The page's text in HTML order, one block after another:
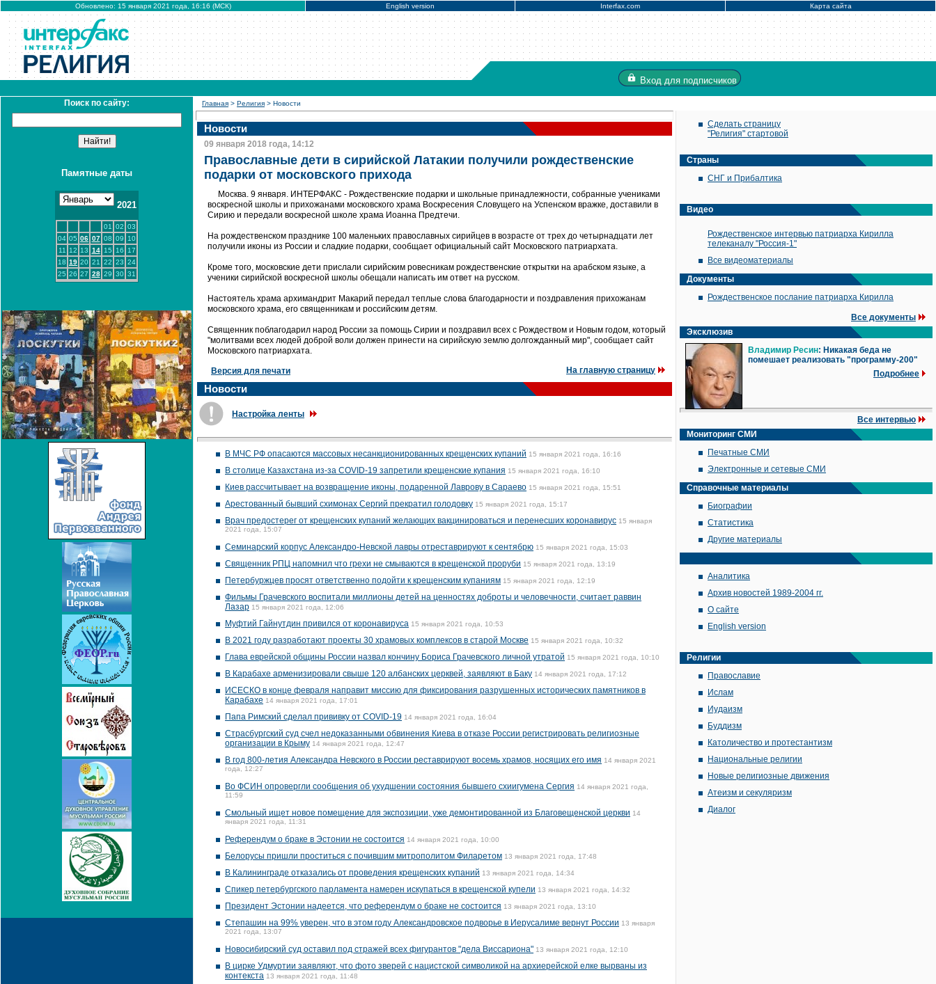
Обновлено: 15 января 2021 года, 16:16 (МСК) English version Interfax.com Карта сайта
Вход для подписчиков
Поиск по сайту:
Памятные даты
2021
01 02 03
04 05 06 07 08 09
10
11
12 13 14 15 16
17
18 19 20 21 22 23 24
25 26 27 28 29 30 31
Главная > Религия > Новости
Новости
09 января 2018 года, 14:12
Православные дети в сирийской Латакии получили рождественские
подарки от московского прихода
Москва. 9 января. ИНТЕРФАКС - Рождественские подарки и школьные принадлежности, собранные учениками
воскресной школы и прихожанами московского храма Воскресения Словущего на Успенском вражке, доставили в
Сирию и передали воскресной школе храма Иоанна Предтечи.
На рождественском празднике 100 маленьких православных сирийцев в возрасте от трех до четырнадцати лет
получили иконы из России и сладкие подарки, сообщает официальный сайт Московского патриархата.
Кроме того, московские дети прислали сирийским ровесникам рождественские открытки на арабском языке, а
ученики сирийской воскресной школы обещали написать им ответ на русском.
Настоятель храма архимандрит Макарий передал теплые слова благодарности и поздравления прихожанам
московского храма, его священникам и российским детям.
Священник поблагодарил народ России за помощь Сирии и поздравил всех с Рождеством и Новым годом, который
"молитвами всех людей доброй воли должен принести на сирийскую землю долгожданный мир", сообщает сайт
Московского патриархата.
Версия для печати На главную страницу
Новости
Настройка ленты
В МЧС РФ опасаются массовых несанкционированных крещенских купаний 15 января 2021 года, 16:16
В столице Казахстана из-за COVID-19 запретили крещенские купания 15 января 2021 года, 16:10
Киев рассчитывает на возвращение иконы, подаренной Лаврову в Сараево 15 января 2021 года, 15:51
Арестованный бывший схимонах Сергий прекратил голодовку 15 января 2021 года, 15:17
Врач предостерег от крещенских купаний желающих вакцинироваться и перенесших коронавирус 15 января
2021 года, 15:07
Семинарский корпус Александро-Невской лавры отреставрируют к сентябрю 15 января 2021 года, 15:03
Священник РПЦ напомнил что грехи не смываются в крещенской проруби 15 января 2021 года, 13:19
Петербуржцев просят ответственно подойти к крещенским купаниям 15 января 2021 года, 12:19
Фильмы Грачевского воспитали миллионы детей на ценностях доброты и человечности, считает раввин
Лазар 15 января 2021 года, 12:06
Муфтий Гайнутдин привился от коронавируса 15 января 2021 года, 10:53
В 2021 году разработают проекты 30 храмовых комплексов в старой Москве 15 января 2021 года, 10:32
Глава еврейской общины России назвал кончину Бориса Грачевского личной утратой 15 января 2021 года, 10:10
В Карабахе арменизировали свыше 120 албанских церквей, заявляют в Баку 14 января 2021 года, 17:12
ИСЕСКО в конце февраля направит миссию для фиксирования разрушенных исторических памятников в
Карабахе 14 января 2021 года, 17:01
Папа Римский сделал прививку от COVID-19 14 января 2021 года, 16:04
Страсбургский суд счел недоказанными обвинения Киева в отказе России регистрировать религиозные
организации в Крыму 14 января 2021 года, 12:47
В год 800-летия Александра Невского в России реставрируют восемь храмов, носящих его имя 14 января 2021
года, 12:27
Во ФСИН опровергли сообщения об ухудшении состояния бывшего схиигумена Сергия 14 января 2021 года,
11:59
Смольный ищет новое помещение для экспозиции, уже демонтированной из Благовещенской церкви 14
января 2021 года, 11:31
Референдум о браке в Эстонии не состоится 14 января 2021 года, 10:00
Белорусы пришли проститься с почившим митрополитом Филаретом 13 января 2021 года, 17:48
В Калининграде отказались от проведения крещенских купаний 13 января 2021 года, 14:34
Спикер петербургского парламента намерен искупаться в крещенской купели 13 января 2021 года, 14:32
Президент Эстонии надеется, что референдум о браке не состоится 13 января 2021 года, 13:10
Степашин на 99% уверен, что в этом году Александровское подворье в Иерусалиме вернут России 13 января
2021 года, 13:07
Новосибирский суд оставил под стражей всех фигурантов "дела Виссариона" 13 января 2021 года, 12:10
В цирке Удмуртии заявляют, что фото зверей с нацистской символикой на архиерейской елке вырваны из
контекста 13 января 2021 года, 11:48
Сделать страницу
"Религия" стартовой
Страны
СНГ и Прибалтика
Видео
Рождественское интервью патриарха Кирилла
телеканалу "Россия-1"
Все видеоматериалы
Документы
Рождественское послание патриарха Кирилла
Все документы
Эксклюзив
Владимир Ресин: Никакая беда не
помешает реализовать "программу-200"
Подробнее
Все интервью
Мониторинг СМИ
Печатные СМИ
Электронные и сетевые СМИ
Справочные материалы
Биографии
Статистика
Другие материалы
Аналитика
Архив новостей 1989-2004 гг.
О сайте
English version
Религии
Православие
Ислам
Иудаизм
Буддизм
Католичество и протестантизм
Национальные религии
Новые религиозные движения
Атеизм и секуляризм
Диалог